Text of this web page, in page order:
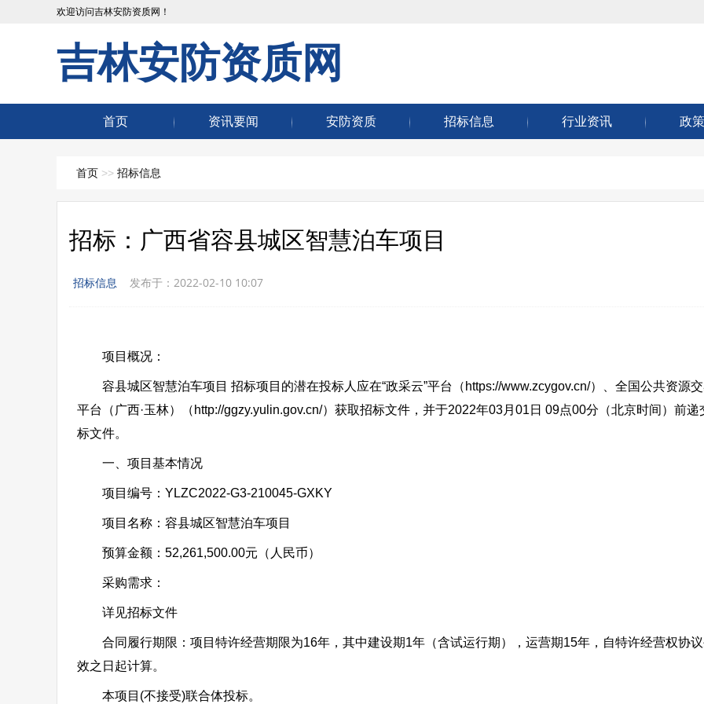
欢迎访问吉林安防资质网！
吉林安防资质网
首页 资讯要闻 安防资质 招标信息 行业资讯 政
首页 >> 招标信息
招标：广西省容县城区智慧泊车项目
招标信息 发布于：2022-02-10 10:07
项目概况：
容县城区智慧泊车项目 招标项目的潜在投标人应在“政采云”平台（https://www.zcygov.cn/）、全国公共资源
平台（广西·玉林）（http://ggzy.yulin.gov.cn/）获取招标文件，并于2022年03月01日 09点00分（北京时间）前递
标文件。
一、项目基本情况
项目编号：YLZC2022-G3-210045-GXKY
项目名称：容县城区智慧泊车项目
预算金额：52,261,500.00元（人民币）
采购需求：
详见招标文件
合同履行期限：项目特许经营期限为16年，其中建设期1年（含试运行期），运营期15年，自特许经营权协
效之日起计算。
本项目(不接受)联合体投标。